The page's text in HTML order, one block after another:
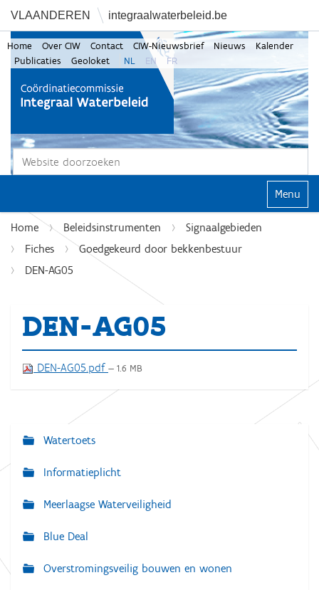
VLAANDEREN integraalwaterbeleid.be
Zoek
Home Over CIW Contact CIW-Nieuwsbrief Nieuws
Kalender
Publicaties
Geoloket NL EN FR
Klap
Home Beleidsinstrumenten
Signaalgebieden
Fiches
Goedgekeurd door bekkenbestuur
DEN-AG05
DEN-AG05
DEN-AG05.pdf — 1.6 MB
N
a
i
g
t
Watertoets
Informatieplicht
Meerlaagse Waterveiligheid
Blue Deal
Overstromingsveilig bouwen en wonen